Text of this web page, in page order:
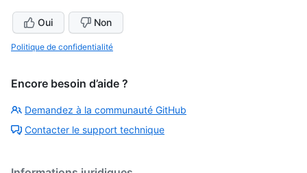
Oui Non
Politique de confidentialité
Encore besoin d’aide ?
Demandez à la communauté GitHub
Contacter le support technique